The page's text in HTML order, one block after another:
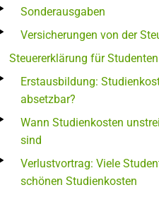
Sonderausgaben
Versicherungen von der
Steuererklärung für Studenten
Erstausbildung:
absetzbar?
Wann Studienkosten
sind
Verlustvortrag: Viele
schönen Studienkosten